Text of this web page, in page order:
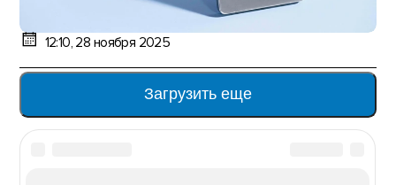
12:10, 28 ноября 2025
Загрузить еще